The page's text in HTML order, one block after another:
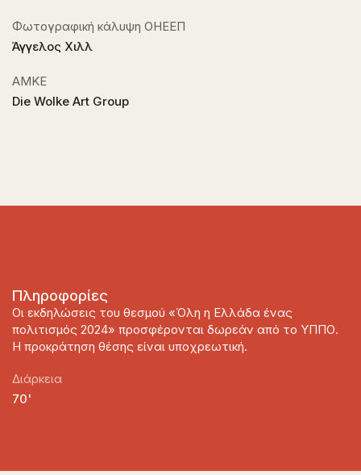
Φωτογραφική κάλυψη ΟΗΕΕΠ
Άγγελος Χιλλ
ΑΜΚΕ
Die Wolke Art Group
Πληροφορίες
Οι εκδηλώσεις του θεσμού «Όλη η Ελλάδα ένας
πολιτισμός 2024» προσφέρονται δωρεάν από το ΥΠΠΟ.
Η προκράτηση θέσης είναι υποχρεωτική.
Διάρκεια
70'